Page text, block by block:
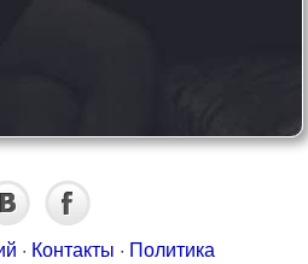
· Контакты · Политика